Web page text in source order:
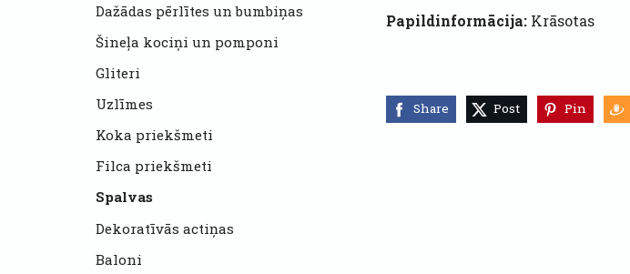
Dažādas pērlītes un bumbiņas
Šineļa kociņi un pomponi
Gliteri
Uzlīmes
Koka priekšmeti
Filca priekšmeti
Spalvas
Dekoratīvās actiņas
Baloni
Papildinformācija: Krāsotas
Share Post Pin